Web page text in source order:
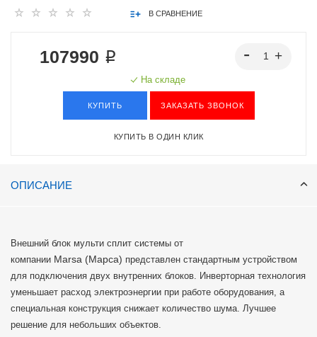
В СРАВНЕНИЕ
107990 ₽
На складе
КУПИТЬ ЗАКАЗАТЬ ЗВОНОК
КУПИТЬ В ОДИН КЛИК
ОПИСАНИЕ
Внешний блок мульти сплит системы от
компании Marsa (Марса) представлен стандартным устройством
для подключения двух внутренних блоков. Инверторная технология
уменьшает расход электроэнергии при работе оборудования, а
специальная конструкция снижает количество шума. Лучшее
решение для небольших объектов.